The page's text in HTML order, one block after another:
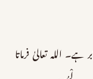
اللہ تعالیٰ فرماتا